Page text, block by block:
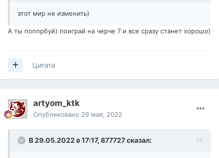
этот мир не изменить)
А ты поппрбуй) поиграй на черче 7 и все сразу станет хорошо)
Цитата
artyom_ktk
Опубликовано 29 мая, 2022
В 29.05.2022 в 17:17, 877727сказал: